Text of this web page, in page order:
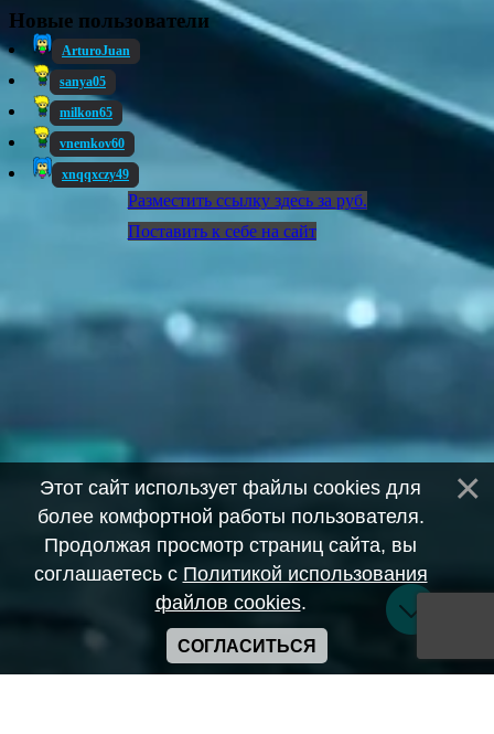
Новые пользователи
ArturoJuan
sanya05
milkon65
vnemkov60
xnqqxczy49
Разместить ссылку здесь за руб.
Поставить к себе на сайт
Этот сайт использует файлы cookies для
более комфортной работы пользователя.
Продолжая просмотр страниц сайта, вы
соглашаетесь с Политикой использования
файлов cookies.
СОГЛАСИТЬСЯ